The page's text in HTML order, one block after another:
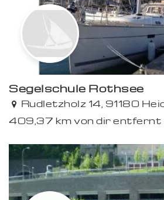
Segelschule Rothsee
Rudletzholz 14, 91180
409,37 km von dir entfernt